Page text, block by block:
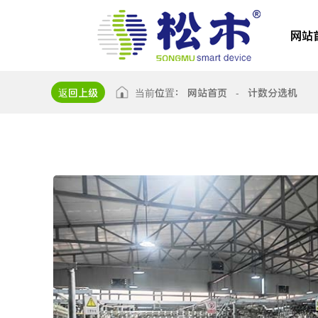
网站
返回上级 当前位置： 网站首页 - 计数分选机